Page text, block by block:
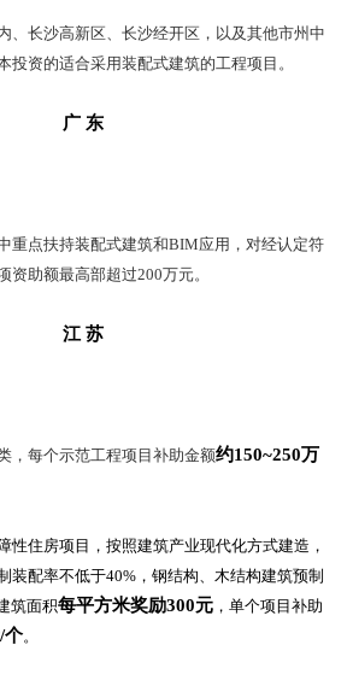
、长沙高新区、长沙经开区，以及其他市州中
投资的适合采用装配式建筑的工程项目。
广 东
重点扶持装配式建筑和BIM应用，对经认定符
资助额最高部超过200万元。
江 苏
，每个示范工程项目补助金额约150~250万
性住房项目，按照建筑产业现代化方式建造，
装配率不低于40%，钢结构、木结构建筑预制
筑面积每平方米奖励300元 ，单个项目补助
个。